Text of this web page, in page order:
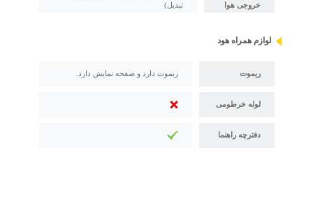
خروجی هوا
تبدیل)
لوازم همراه هود
ریموت ریموت دارد و صفحه نمایش دارد.
لوله خرطومی
دفترچه راهنما